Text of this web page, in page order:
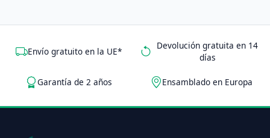
Envío gratuito en la UE*
Devolución gratuita en 14
días
Garantía de 2 años Ensamblado en Europa